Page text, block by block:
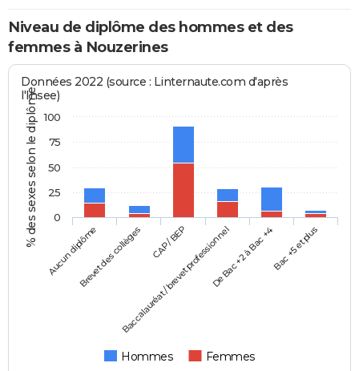
Niveau de diplôme des hommes et des
femmes à Nouzerines
% des sexes selon le diplôme
Données 2022 (source : Linternaute.com d'après
l'Insee)
Hommes Femmes
Aucun diplômeBrevet des collèges CAP / BEP
Baccalauréat / brevet professionnelDe Bac +2 à Bac +4Bac +5 et plus
0
25
50
75
100